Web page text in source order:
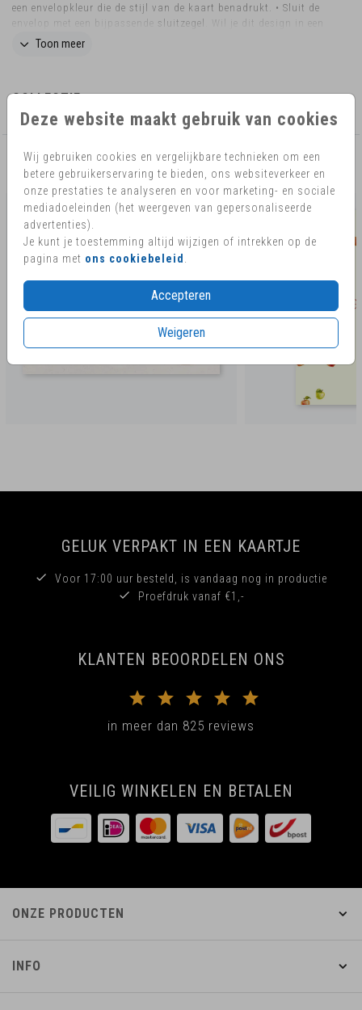
Deze website maakt gebruik van cookies
Wij gebruiken cookies en vergelijkbare technieken om een
betere gebruikerservaring te bieden, ons websiteverkeer en
onze prestaties te analyseren en voor marketing- en sociale
mediadoeleinden (het weergeven van gepersonaliseerde
advertenties).
Je kunt je toestemming altijd wijzigen of intrekken op de
pagina met ons cookiebeleid
Accepteren
Weigeren
een envelopkleur die de stijl van de kaart benadrukt. • Sluit de
envelop met een bijpassende sluitzegel
. Wil je dit design in een
ander formaat bestellen? Neem dan
Toon meer
COLLECTIE
AANBEVOLEN
GELUK VERPAKT IN EEN KAARTJE
Voor 17:00 uur besteld, is vandaag nog in productie
Proefdruk vanaf €1,-
KLANTEN BEOORDELEN ONS
in meer dan 825 reviews
VEILIG WINKELEN EN BETALEN
ONZE PRODUCTEN
INFO